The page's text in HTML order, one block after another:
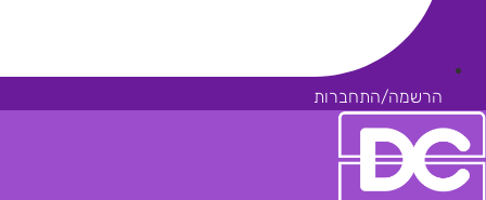
הרשמה/התחברות